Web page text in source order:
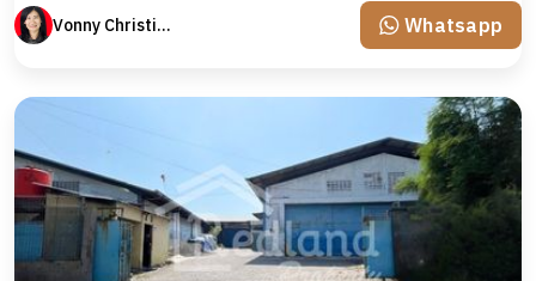
Vonny Christina Whatsapp